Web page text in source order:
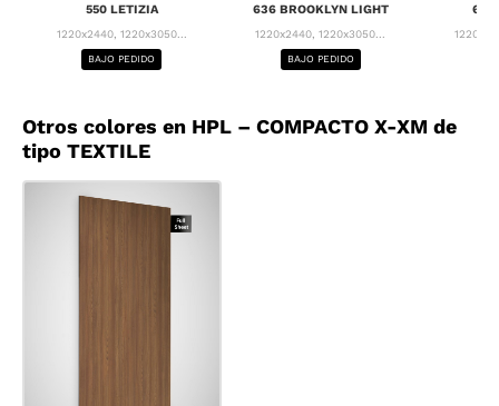
550 LETIZIA
1220x2440, 1220x3050...
BAJO PEDIDO
636 BROOKLYN LIGHT
1220x2440, 1220x3050...
BAJO PEDIDO
637
Otros colores en HPL – COMPACTO X-XM de
tipo TEXTILE